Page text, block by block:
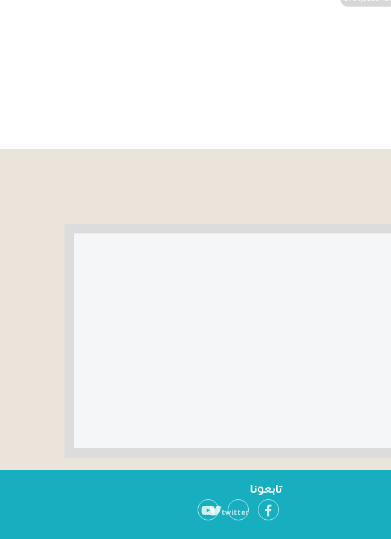
تابعونا
twitter